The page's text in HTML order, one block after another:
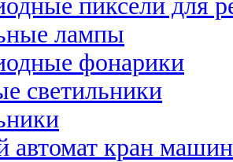
пиксели для
лампы
фонарики
светильники
автомат кран